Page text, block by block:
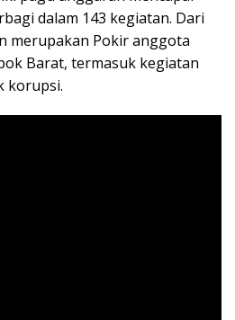
dalam 143 kegiatan. Dari
merupakan Pokir anggota
Barat, termasuk kegiatan
korupsi.